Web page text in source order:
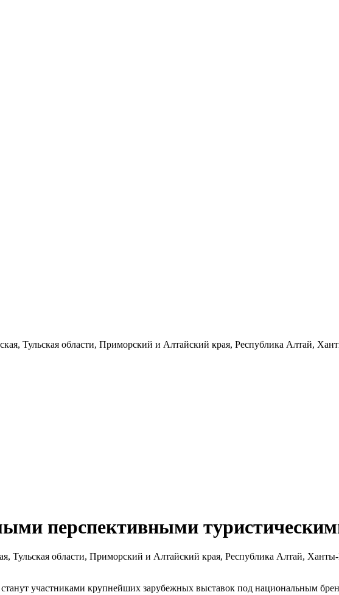
перспективными
Тульская области, Приморский и Алтайский края, Республика Алтай,
участниками крупнейших зарубежных выставок под национальным